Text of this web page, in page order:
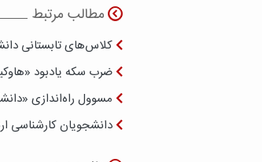
مطالب مرتبط
کلاس‌های تابستانی
ضرب سکه یادبود
مسوول راه‌اندازی
دانشجویان کارشناسی ارشد